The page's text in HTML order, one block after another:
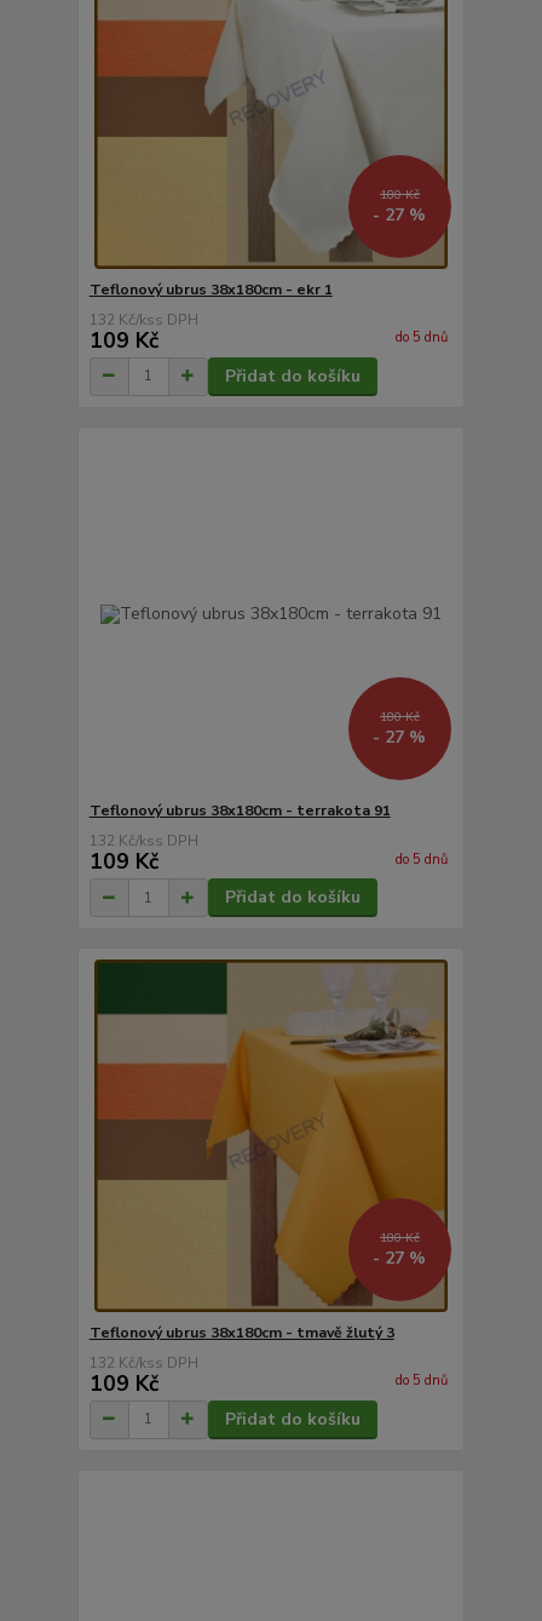
180 Kč
- 27 %
Teflonový ubrus 38x180cm - ekr 1
132 Kč/ks
109 Kč do 5 dnů
Přidat do košíku
180 Kč
- 27 %
Teflonový ubrus 38x180cm - terrakota 91
132 Kč/ks
109 Kč do 5 dnů
Přidat do košíku
180 Kč
- 27 %
Teflonový ubrus 38x180cm - tmavě žlutý 3
132 Kč/ks
109 Kč do 5 dnů
Přidat do košíku